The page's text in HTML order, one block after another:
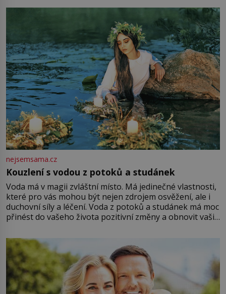
milostpaní. Stačí jenom na sukni,“ zhodnotí švadlena
množství růžového mušelínu. „Ošidili vás, podívejte.“
Vezme do ruky dřevěnou
nejsemsama.cz
Kouzlení s vodou z potoků a studánek
Voda má v magii zvláštní místo. Má jedinečné vlastnosti,
které pro vás mohou být nejen zdrojem osvěžení, ale i
duchovní síly a léčení. Voda z potoků a studánek má moc
přinést do vašeho života pozitivní změny a obnovit vaši
můžete obohatit své rituály a přinést do svého života
větší harmonii a klid. Je důležité